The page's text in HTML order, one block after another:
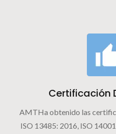
Certificación
AMTHa obtenido las
ISO 13485: 2016, ISO